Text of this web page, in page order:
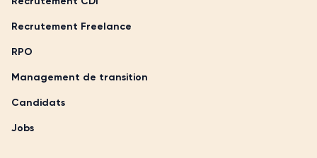
Recrutement Freelance
RPO
Management de transition
Candidats
Jobs